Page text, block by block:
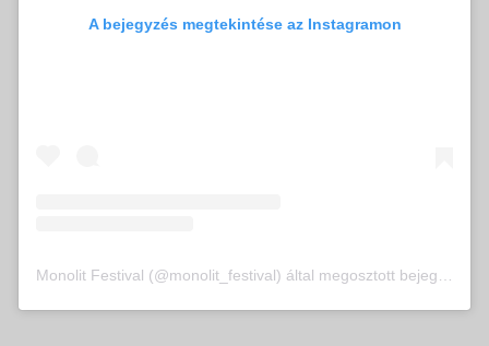
A bejegyzés megtekintése az Instagramon